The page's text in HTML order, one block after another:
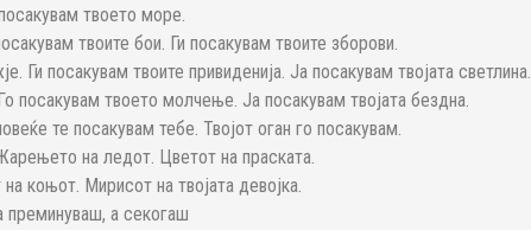
твоето море.
твоите бои. Ги посакувам твоите зборови.
Ги посакувам твоите привиденија. Ја посакувам твојата светлина.
посакувам твоето молчење. Ја посакувам твојата бездна.
те посакувам тебе. Твојот оган го посакувам.
на ледот. Цветот на праската.
коњот. Мирисот на твојата девојка.
преминуваш, а секогаш